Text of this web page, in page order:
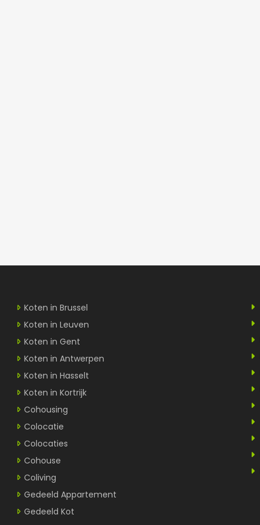
Koten in Brussel
Koten in Leuven
Koten in Gent
Koten in Antwerpen
Koten in Hasselt
Koten in Kortrijk
Cohousing
Colocatie
Colocaties
Cohouse
Coliving
Gedeeld Appartement
Gedeeld Kot